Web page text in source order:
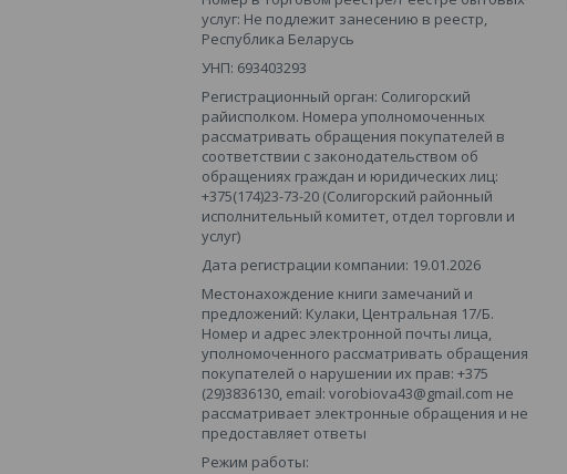
услуг: Не подлежит занесению в реестр,
Республика Беларусь
УНП: 693403293
Регистрационный орган: Солигорский
райисполком. Номера уполномоченных
рассматривать обращения покупателей в
соответствии с законодательством об
обращениях граждан и юридических лиц:
+375(174)23-73-20 (Солигорский районный
исполнительный комитет, отдел торговли и
услуг)
Дата регистрации компании: 19.01.2026
Местонахождение книги замечаний и
предложений: Кулаки, Центральная 17/Б.
Номер и адрес электронной почты лица,
уполномоченного рассматривать обращения
покупателей о нарушении их прав: +375
(29)3836130, email: vorobiova43@gmail.com не
рассматривает электронные обращения и не
предоставляет ответы
Режим работы: